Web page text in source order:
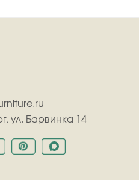
ул. Барвинка 14